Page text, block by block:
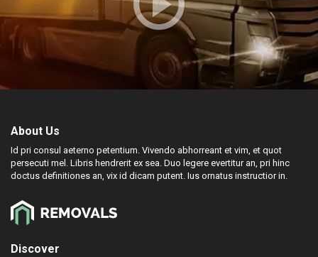
About Us
Id pri consul aeterno petentium. Vivendo abhorreant et vim, et quot
persecuti mel. Libris hendrerit ex sea. Duo legere evertitur an, pri hinc
doctus definitiones an, vix id dicam putent. Ius ornatus instructior in.
Discover